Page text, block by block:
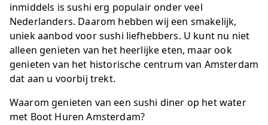
inmiddels is sushi erg populair onder veel
Nederlanders. Daarom hebben wij een smakelijk,
uniek aanbod voor sushi liefhebbers. U kunt nu niet
alleen genieten van het heerlijke eten, maar ook
genieten van het historische centrum van Amsterdam
dat aan u voorbij trekt.
Waarom genieten van een sushi diner op het water
met Boot Huren Amsterdam?